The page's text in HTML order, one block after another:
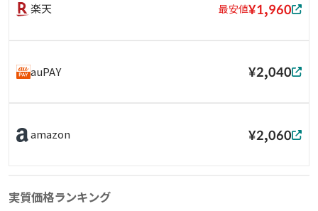
楽天 最安値¥1,960
auPAY ¥2,040
amazon ¥2,060
実質価格ランキング